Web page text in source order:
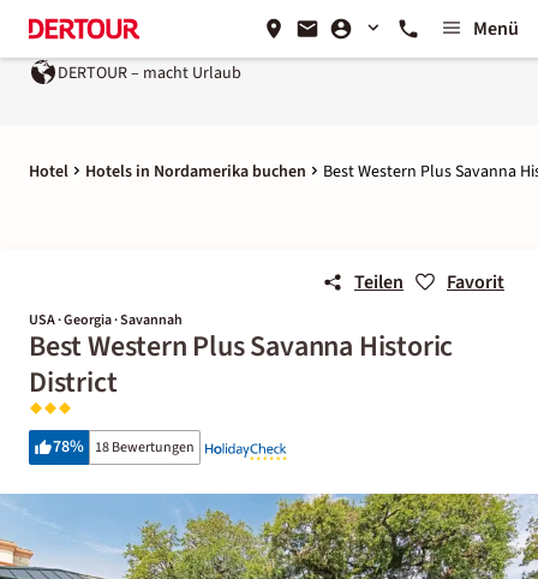
Menü
DERTOUR – macht Urlaub
Hotel Hotels in Nordamerika buchen Best Western Plus Savanna
Teilen Favorit
USA · Georgia · Savannah
Best Western Plus Savanna Historic
District
78% 18 Bewertungen